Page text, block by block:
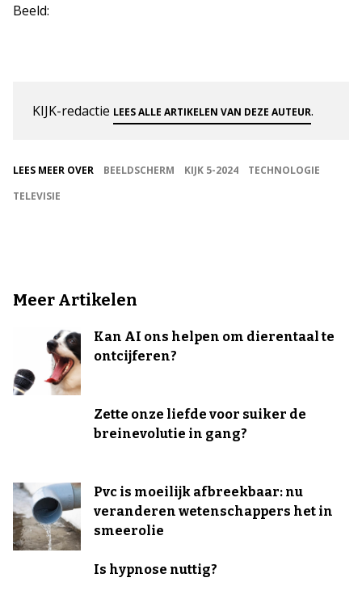
Beeld:
KIJK-redactie LEES ALLE ARTIKELEN VAN DEZE AUTEUR.
LEES MEER OVER BEELDSCHERM KIJK 5-2024
TECHNOLOGIE
TELEVISIE
Meer Artikelen
Kan AI ons helpen om dierentaal te
ontcijferen?
Zette onze liefde voor suiker de
breinevolutie in gang?
Pvc is moeilijk afbreekbaar: nu
veranderen wetenschappers het in
smeerolie
Is hypnose nuttig?